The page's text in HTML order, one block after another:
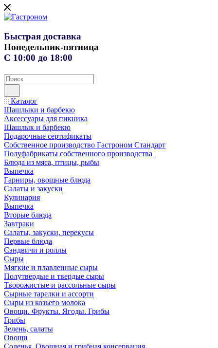
Быстрая доставка
Понедельник-пятница
С 10:00 до 18:00
Каталог
Шашлыки и барбекю
Аксессуары для пикника
Шашлык и барбекю
Подарочные сертификаты
Собственное производство Гастроном Стандарт
Полуфабрикаты собственного производства
Блюда из мяса, птицы, рыбы
Выпечка
Гарниры, овощные блюда
Салаты и закуски
Кулинария
Выпечка
Вторые блюда
Завтраки
Салаты, закуски, перекусы
Первые блюда
Сэндвичи и роллы
Сыры
Мягкие и плавленные сыры
Полутвердые и твердые сыры
Творожистые и рассольные сыры
Сырные тарелки и ассорти
Сыры из козьего молока
Овощи. Фрукты. Ягоды. Грибы
Грибы
Зелень, салаты
Овощи
Соленья. Овощная и грибная консервация